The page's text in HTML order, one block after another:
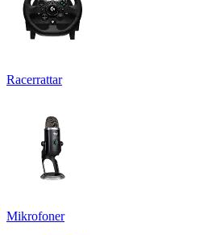
Racerrattar
Mikrofoner